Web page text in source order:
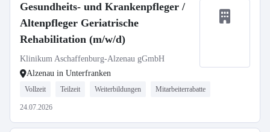
Gesundheits- und Krankenpfleger /
Altenpfleger Geriatrische
Rehabilitation (m/w/d)
Klinikum Aschaffenburg-Alzenau gGmbH
Alzenau in Unterfranken
Vollzeit Teilzeit Weiterbildungen Mitarbeiterrabatte
24.07.2026